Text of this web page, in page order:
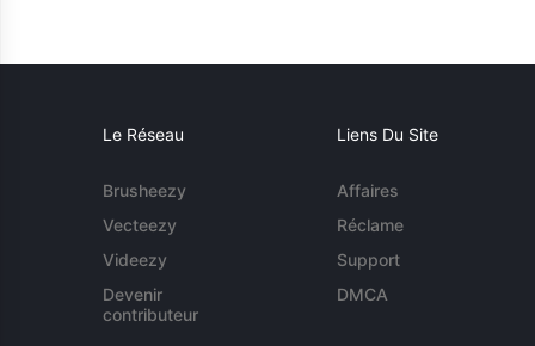
Le Réseau
Brusheezy
Vecteezy
Videezy
Devenir
contributeur
Liens Du Site
Affaires
Réclame
Support
DMCA